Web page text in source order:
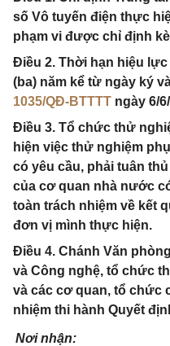
số Vô tuyến điện thực
phạm vi được chỉ định
Điều 2. Thời hạn hiệu
(ba) năm kể từ ngày ký
1035/QĐ-BTTTT ngày 6/
Điều 3. Tổ chức thử
hiện việc thử nghiệm
có yêu cầu, phải tuân
của cơ quan nhà nước
toàn trách nhiệm về kết
đơn vị mình thực hiện.
Điều 4. Chánh Văn
và Công nghệ, tổ chức
và các cơ quan, tổ chức
nhiệm thi hành Quyết
Nơi nhận: